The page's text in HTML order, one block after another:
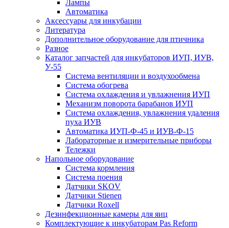
Лампы
Автоматика
Аксессуары для инкубации
Литература
Дополнительное оборудование для птичника
Разное
Каталог запчастей для инкубаторов ИУП, ИУВ,
У-55
Система вентиляции и воздухообмена
Система обогрева
Система охлаждения и увлажнения ИУП
Механизм поворота барабанов ИУП
Система охлаждения, увлажнения удаления
пуха ИУВ
Автоматика ИУП-Ф-45 и ИУВ-Ф-15
Лабораторные и измерительные приборы
Тележки
Напольное оборудование
Система кормления
Система поения
Датчики SKOV
Датчики Stienen
Датчики Roxell
Дезинфекционные камеры для яиц
Комплектующие к инкубаторам Pas Reform